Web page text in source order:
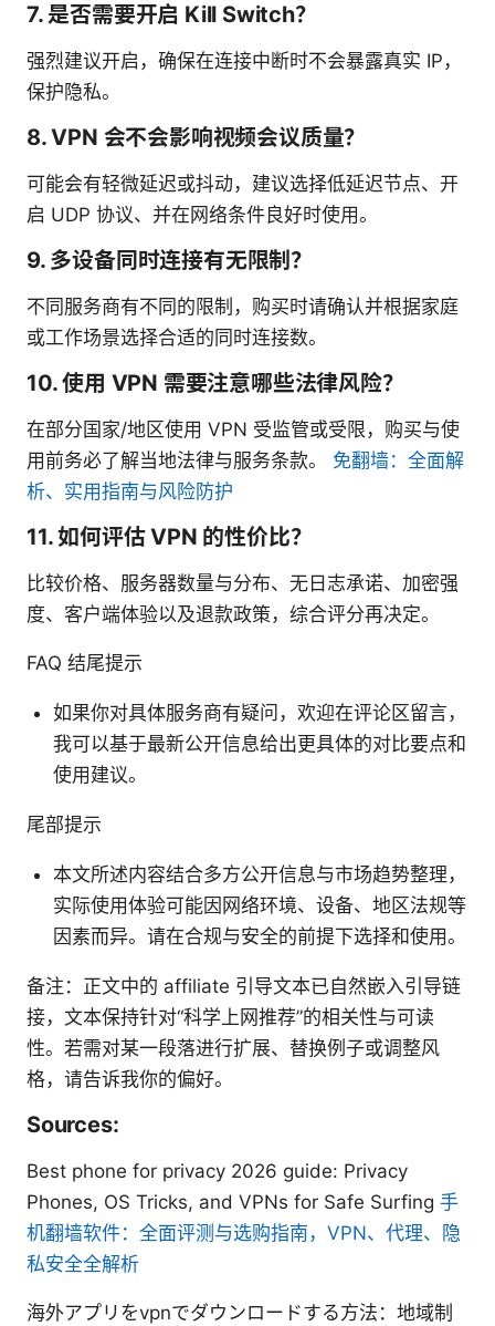
7. 是否需要开启 Kill Switch？
强烈建议开启，确保在连接中断时不会暴露真实 IP，
保护隐私。
8. VPN 会不会影响视频会议质量？
可能会有轻微延迟或抖动，建议选择低延迟节点、开
启 UDP 协议、并在网络条件良好时使用。
9. 多设备同时连接有无限制？
不同服务商有不同的限制，购买时请确认并根据家庭
或工作场景选择合适的同时连接数。
10. 使用 VPN 需要注意哪些法律风险？
在部分国家/地区使用 VPN 受监管或受限，购买与使
用前务必了解当地法律与服务条款。 免翻墙：全面解
析、实用指南与风险防护
11. 如何评估 VPN 的性价比？
比较价格、服务器数量与分布、无日志承诺、加密强
度、客户端体验以及退款政策，综合评分再决定。
FAQ 结尾提示
如果你对具体服务商有疑问，欢迎在评论区留言，
我可以基于最新公开信息给出更具体的对比要点和
使用建议。
尾部提示
本文所述内容结合多方公开信息与市场趋势整理，
实际使用体验可能因网络环境、设备、地区法规等
因素而异。请在合规与安全的前提下选择和使用。
备注：正文中的 affiliate 引导文本已自然嵌入引导链
接，文本保持针对“科学上网推荐”的相关性与可读
性。若需对某一段落进行扩展、替换例子或调整风
格，请告诉我你的偏好。
Sources:
Best phone for privacy 2026 guide: Privacy
Phones, OS Tricks, and VPNs for Safe Surfing 手
机翻墙软件：全面评测与选购指南，VPN、代理、隐
私安全全解析
海外アプリをvpnでダウンロードする方法：地域制